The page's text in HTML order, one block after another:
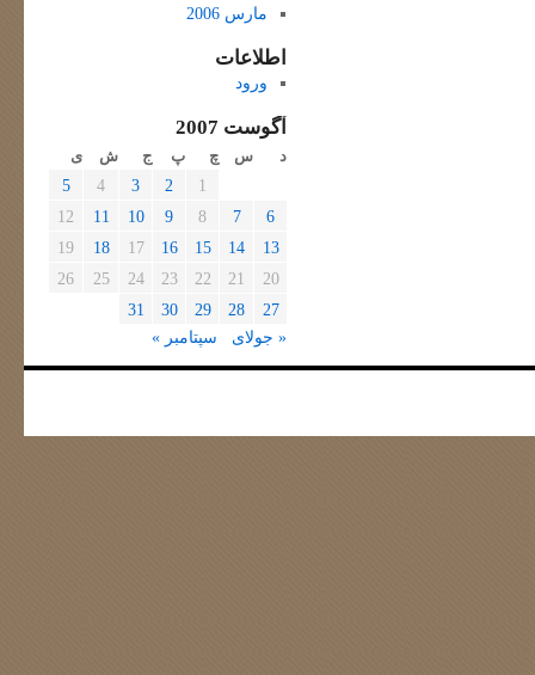
مارس 2006
اطلاعات
ورود
آگوست 2007
د س چ پ ج ش ی
1
2
3
4
5
6
7
8
9
10
11
12
13
14
15
16
17
18
19
20
21
22
23
24
25
26
27
28
29
30
31
« جولای
سپتامبر »